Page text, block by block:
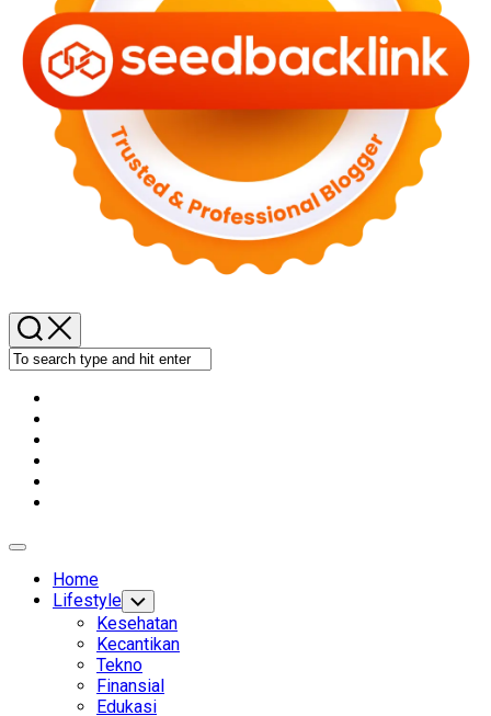
Expand
Home
Lifestyle Toggle
Child
Menu
Kesehatan
Kecantikan
Tekno
Finansial
Edukasi